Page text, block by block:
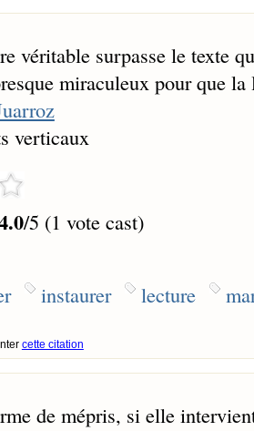
véritable surpasse le texte
miraculeux pour que
verticaux
/5 (1 vote cast)
instaurer lecture
cette citation
de mépris, si elle